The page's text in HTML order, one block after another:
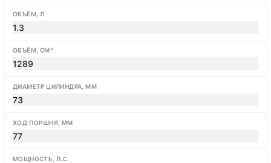
ОБЪЁМ, Л
1.3
ОБЪЁМ, СМ³
1289
ДИАМЕТР ЦИЛИНДРА, ММ
73
ХОД ПОРШНЯ, ММ
77
МОЩНОСТЬ, Л.С.